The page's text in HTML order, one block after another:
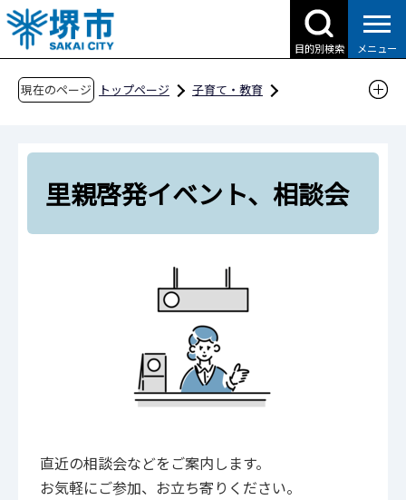
こ
の
ペ
目的別検索 メニュー
現在のページ トップページ
子育て・教育
社会的養護の取組（里親など）
知ってほしい、里親のこと
里親啓発イベント、相談会
里親啓発イベント、相談会
直近の相談会などをご案内します。
お気軽にご参加、お立ち寄りください。